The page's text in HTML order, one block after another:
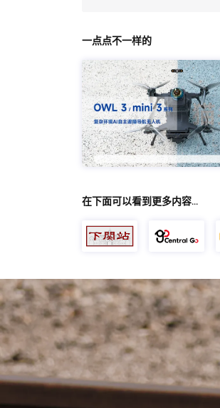
一点点不一样的
在下面可以看到更多内容…